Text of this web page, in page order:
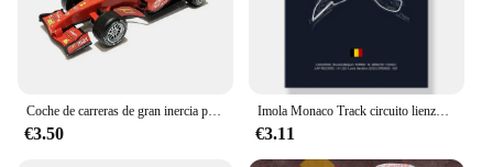
Coche de carreras de gran inercia para niños, coche de juguete para niños, regalo para niños y niñas, 1:24, F1
€3.50
Imola Monaco Track circuito lienzo pintura F1 arte nórdico carteles e impresiones, imágenes de pared para decoración de sala de estar, fórmula 1
€3.11